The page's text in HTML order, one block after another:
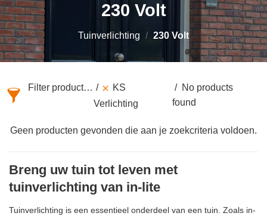
230 Volt
Tuinverlichting / 230 Volt
Filter producten
KS
Verlichting
No products
found
Geen producten gevonden die aan je zoekcriteria voldoen.
Breng uw tuin tot leven met
tuinverlichting van in-lite
Tuinverlichting is een essentieel onderdeel van een tuin. Zoals in-